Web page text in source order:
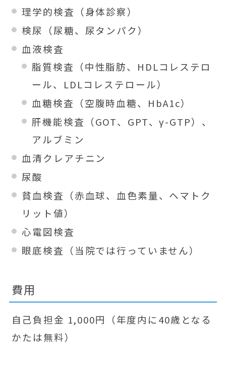
理学的検査（身体診察）
検尿（尿糖、尿タンパク）
血液検査
脂質検査（中性脂肪、HDLコレステロ
ール、LDLコレステロール）
血糖検査（空腹時血糖、HbA1c）
肝機能検査（GOT、GPT、γ-GTP）、
アルブミン
血清クレアチニン
尿酸
貧血検査（赤血球、血色素量、ヘマトク
リット値）
心電図検査
眼底検査（当院では行っていません）
費用
自己負担金 1,000円（年度内に40歳となる
かたは無料）